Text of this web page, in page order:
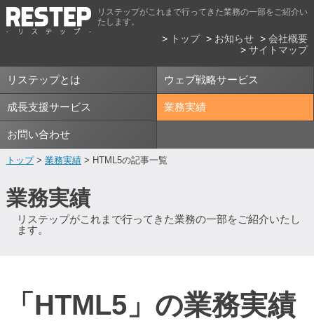
リステップがこれまで行ってきた業務の一部をご紹介い
たします。
トップ お知らせ
会社概要
サイトマップ
リステップとは ウェブ戦略サービス
成長支援サービス 業務実績
お問い合わせ
トップ> 業務実績> HTML5の記事一覧
業務実績
リステップがこれまで行ってきた業務の一部をご紹介いたし
ます。
「HTML5」の業務実績